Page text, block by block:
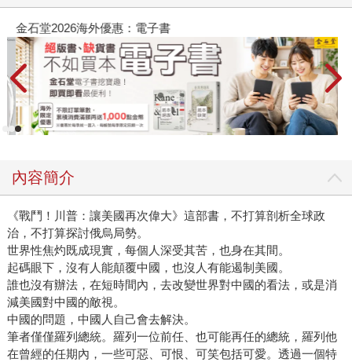
金石堂2026海外優惠：電子書
內容簡介
《戰鬥！川普：讓美國再次偉大》這部書，不打算剖析全球政
治，不打算探討俄烏局勢。
世界性焦灼既成現實，每個人深受其苦，也身在其間。
起碼眼下，沒有人能顛覆中國，也沒人有能遏制美國。
誰也沒有辦法，在短時間內，去改變世界對中國的看法，或是消
減美國對中國的敵視。
中國的問題，中國人自己會去解決。
筆者僅僅羅列總統。羅列一位前任、也可能再任的總統，羅列他
在曾經的任期內，一些可惡、可恨、可笑包括可愛。透過一個特